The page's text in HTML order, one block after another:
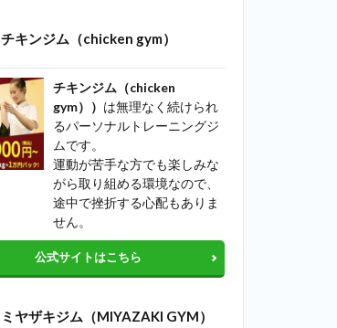
チキンジム（chicken gym）
チキンジム（chicken
gym）） は無理なく続けられ
るパーソナルトレーニングジ
ムです。
運動が苦手な方でも楽しみな
がら取り組める環境なので、
途中で挫折する心配もありま
せん。
公式サイトはこちら
ミヤザキジム（MIYAZAKI GYM）